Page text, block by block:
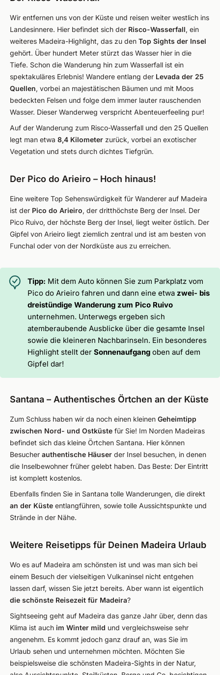
Wir entfernen uns von der Küste und reisen weiter westlich ins
Landesinnere. Hier befindet sich der Risco-Wasserfall, ein
weiteres Madeira-Highlight, das zu den Top Sights der Insel
gehört. Über hundert Meter stürzt das Wasser hier in die
Tiefe. Schon die Wanderung hin zum Wasserfall ist ein
spektakuläres Erlebnis! Wandere entlang der Levada der 25
Quellen, vorbei an majestätischen Bäumen und mit Moos
bedeckten Felsen und folge dem immer lauter rauschenden
Wasser. Dieser Wanderweg verspricht Abenteuerfeeling pur!
Auf der Wanderung zum Risco-Wasserfall und den 25 Quellen
legt man etwa 8,4 Kilometer zurück, vorbei an exotischer
Vegetation und stets durch dichtes Tiefgrün.
Der Pico do Arieiro – Hoch hinaus!
Eine weitere Top Sehenswürdigkeit für Wanderer auf Madeira
ist der Pico do Arieiro, der dritthöchste Berg der Insel. Der
Pico Ruivo, der höchste Berg der Insel, liegt weiter östlich. Der
Gipfel von Arieiro liegt ziemlich zentral und ist am besten von
Funchal oder von der Nordküste aus zu erreichen.
Tipp: Mit dem Auto können Sie zum Parkplatz vom
Pico do Arieiro fahren und dann eine etwa zwei- bis
dreistündige Wanderung zum Pico Ruivo
unternehmen. Unterwegs ergeben sich
atemberaubende Ausblicke über die gesamte Insel
sowie die kleineren Nachbarinseln. Ein besonderes
Highlight stellt der Sonnenaufgang oben auf dem
Gipfel dar!
Santana – Authentisches Örtchen an der Küste
Zum Schluss haben wir da noch einen kleinen Geheimtipp
zwischen Nord- und Ostküste für Sie! Im Norden Madeiras
befindet sich das kleine Örtchen Santana. Hier können
Besucher authentische Häuser der Insel besuchen, in denen
die Inselbewohner früher gelebt haben. Das Beste: Der Eintritt
ist komplett kostenlos.
Ebenfalls finden Sie in Santana tolle Wanderungen, die direkt
an der Küste entlangführen, sowie tolle Aussichtspunkte und
Strände in der Nähe.
Weitere Reisetipps für Deinen Madeira Urlaub
Wo es auf Madeira am schönsten ist und was man sich bei
einem Besuch der vielseitigen Vulkaninsel nicht entgehen
lassen darf, wissen Sie jetzt bereits. Aber wann ist eigentlich
die schönste Reisezeit für Madeira?
Sightseeing geht auf Madeira das ganze Jahr über, denn das
Klima ist auch im Winter mild und vergleichsweise sehr
angenehm. Es kommt jedoch ganz drauf an, was Sie im
Urlaub sehen und unternehmen möchten. Möchten Sie
beispielsweise die schönsten Madeira-Sights in der Natur,